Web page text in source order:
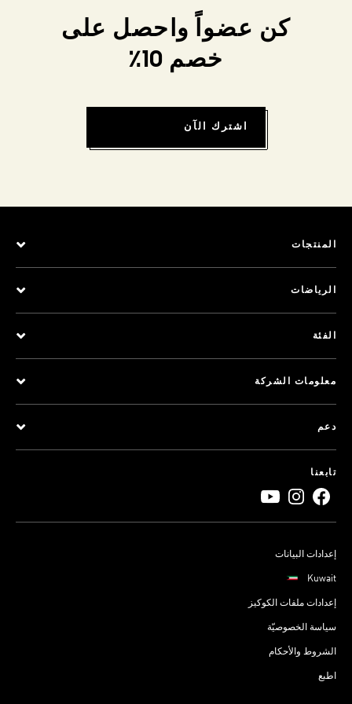
كن عضواً واحصل على
خصم 10٪
اشترك الآن
المنتجات
الرياضات
الفئة
معلومات الشركة
دعم
تابعنا
إعدادات البيانات
Kuwait
إعدادات ملفات الكوكيز
سياسة الخصوصيّة
الشروط والأحكام
اطبع